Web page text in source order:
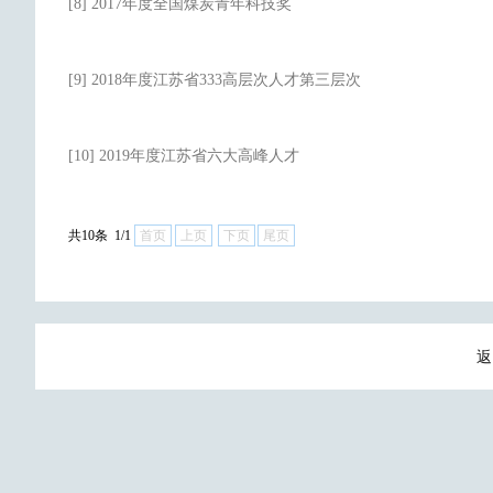
[8] 2017年度全国煤炭青年科技奖
[9] 2018年度江苏省333高层次人才第三层次
[10] 2019年度江苏省六大高峰人才
共10条 1/1 首页 上页 下页 尾页